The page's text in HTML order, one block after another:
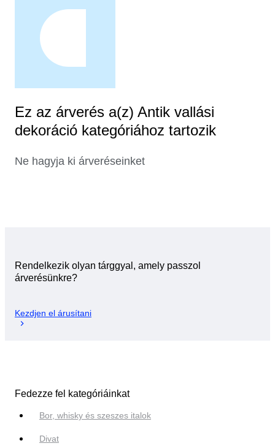
Ez az árverés a(z) Antik vallási
dekoráció kategóriához tartozik
Ne hagyja ki árveréseinket
Rendelkezik olyan tárggyal, amely passzol
árverésünkre?
Kezdjen el árusítani
Fedezze fel kategóriáinkat
Bor, whisky és szeszes italok
Divat